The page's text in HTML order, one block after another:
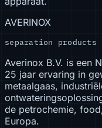
AVERINOX
separation products
Averinox B.V. is een
25 jaar ervaring in
metaalgaas,
de petrochemie,
Europa.